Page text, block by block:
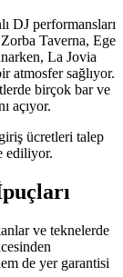
DJ performansları
Taverna, Ege
La Jovia
atmosfer sağlıyor.
birçok bar ve
açıyor.
ücretleri talep
ediliyor.
ve teknelerde
de yer garantisi